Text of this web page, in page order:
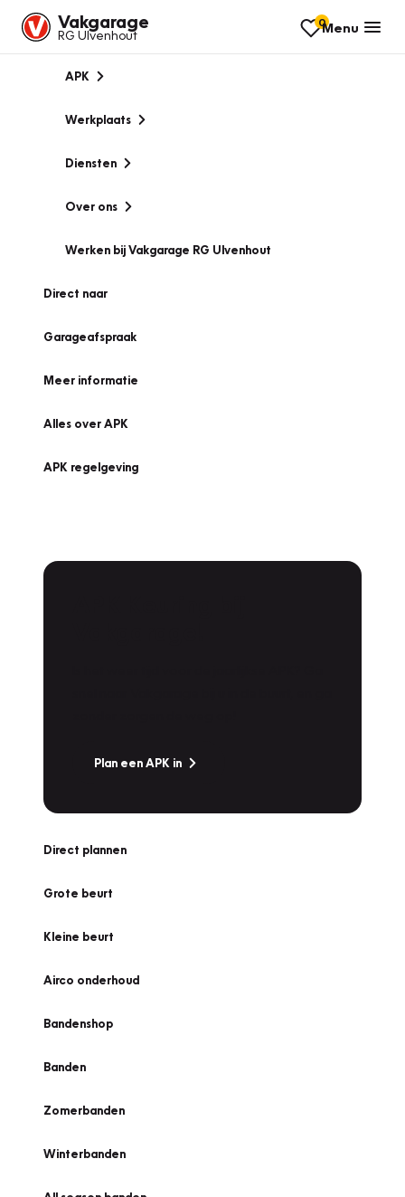
Vakgarage
RG Ulvenhout
0Menu
APK
Werkplaats
Diensten
Over ons
Werken bij Vakgarage RG Ulvenhout
Direct naar
Garageafspraak
Meer informatie
Alles over APK
APK regelgeving
Plan een APK in
Direct plannen
Grote beurt
Kleine beurt
Airco onderhoud
Bandenshop
Banden
Zomerbanden
Winterbanden